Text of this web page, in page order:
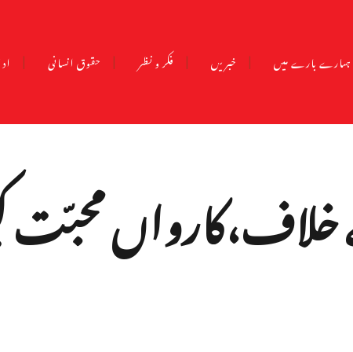
ہمارے بارے میں خبریں فکر و نظر حقوق انسانی